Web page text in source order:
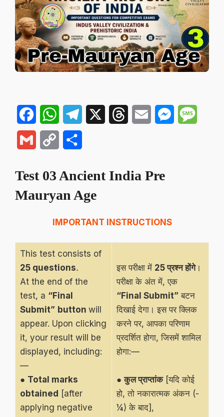
FacebookWhatsAppTelegram ThreadsEmail Messenger
Gmail
Copy
Test 03 Ancient India Pre
Mauryan Age
IMPORTANT INSTRUCTIONS
This test consists of
25 questions.
At the end of the
test, a “Final
Submit” button will
appear. Upon clicking
it, your result will be
displayed, including:
—
● Total marks
obtained [after
applying negative
इस परीक्षा में 25 प्रश्न होंगे।
परीक्षा के अंत में, एक
“Final Submit”बटन
दिखाई देगा। इस पर क्लिक
करने पर, आपका परिणाम
प्रदर्शित होगा, जिसमें शामिल
होगा:—
●कुल प्राप्तांक[यदि कोई
हो, तो नकारात्मक अंकन (-
¼) के बाद],